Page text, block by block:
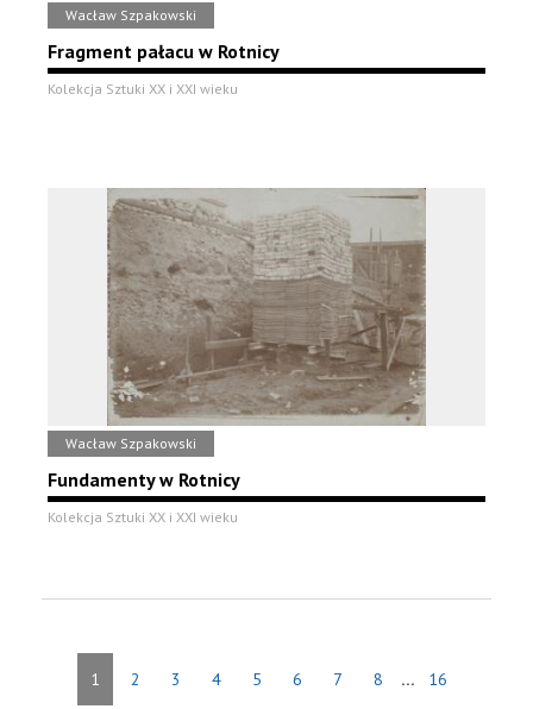
Wacław Szpakowski
Fragment pałacu w Rotnicy
Kolekcja Sztuki XX i XXI wieku
Wacław Szpakowski
Fundamenty w Rotnicy
Kolekcja Sztuki XX i XXI wieku
1 2 3 4 5 6 7 8 ... 16